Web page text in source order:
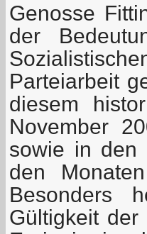
Genosse
der
Parteiarbeit
diesem
November
sowie in den
den
Besonders
Gültigkeit